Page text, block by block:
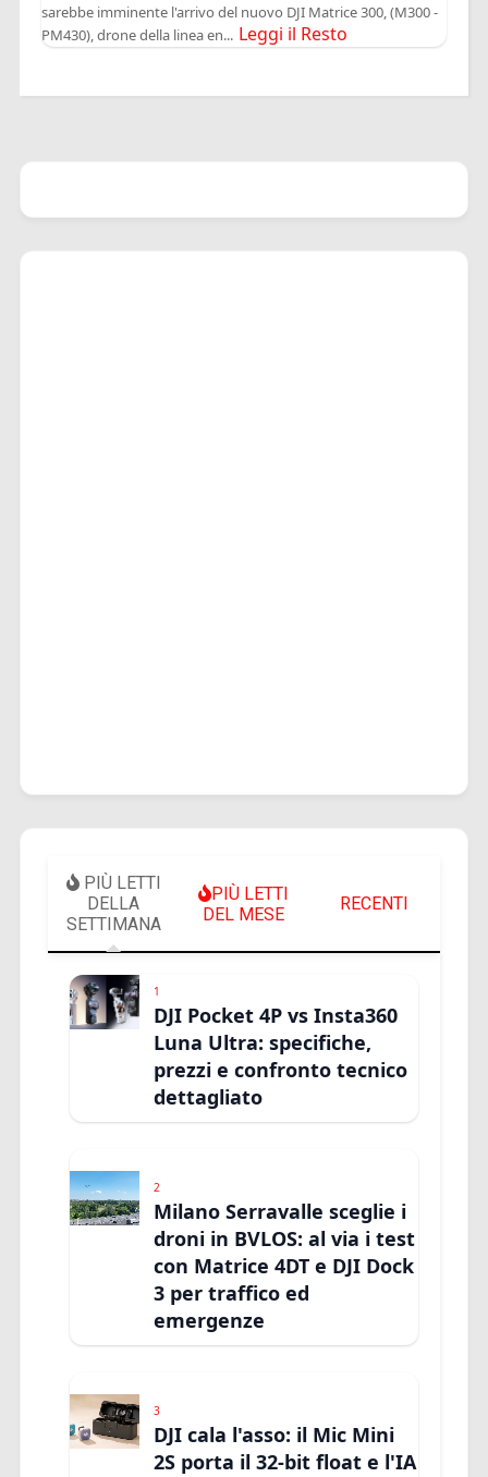
sarebbe imminente l'arrivo del nuovo DJI Matrice 300, (M300 -
PM430), drone della linea en... Leggi il Resto
PIÙ LETTI
DELLA
SETTIMANA
PIÙ LETTI
DEL MESE
RECENTI
1
DJI Pocket 4P vs Insta360
Luna Ultra: specifiche,
prezzi e confronto tecnico
dettagliato
2
Milano Serravalle sceglie i
droni in BVLOS: al via i test
con Matrice 4DT e DJI Dock
3 per traffico ed
emergenze
3
DJI cala l'asso: il Mic Mini
2S porta il 32-bit float e l'IA